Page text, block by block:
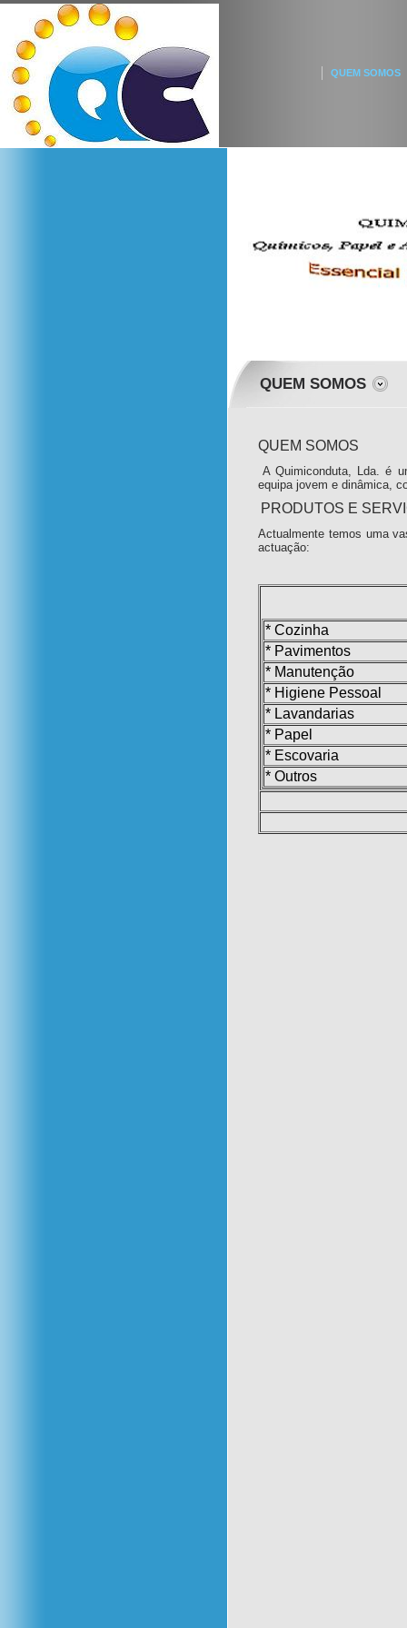
QUEM SOMOS
QUEM SOMOS
QUEM SOMOS
A Quimiconduta, Lda. é
equipa jovem e dinâmica,
PRODUTOS E
Actualmente temos uma
actuação:
* Cozinha
* Pavimentos
* Manutenção
* Higiene Pessoal
* Lavandarias
* Papel
* Escovaria
* Outros